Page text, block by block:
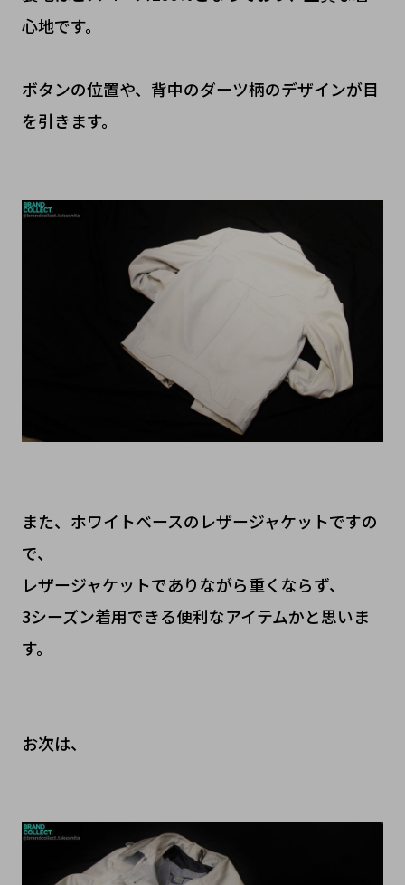
心地です。
ボタンの位置や、背中のダーツ柄のデザインが目
を引きます。
また、ホワイトベースのレザージャケットですの
で、
レザージャケットでありながら重くならず、
3シーズン着用できる便利なアイテムかと思いま
す。
お次は、